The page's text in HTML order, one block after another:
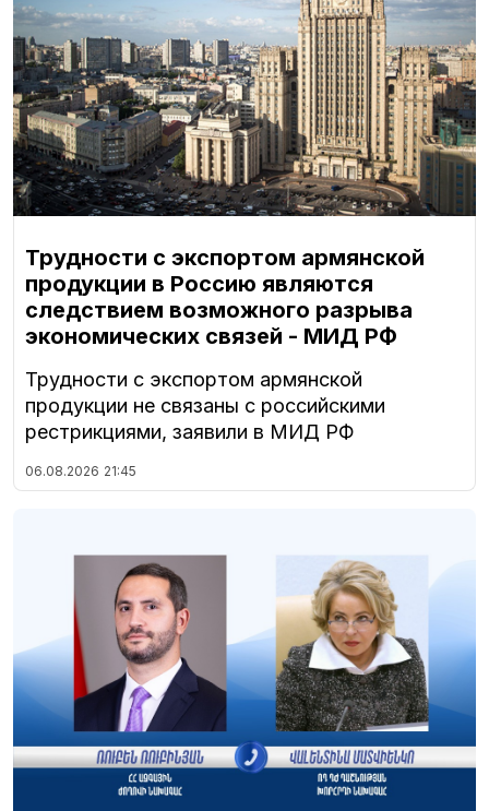
Трудности с экспортом армянской
продукции в Россию являются
следствием возможного разрыва
экономических связей - МИД РФ
Трудности с экспортом армянской
продукции не связаны с российскими
рестрикциями, заявили в МИД РФ
06.08.2026 21:45